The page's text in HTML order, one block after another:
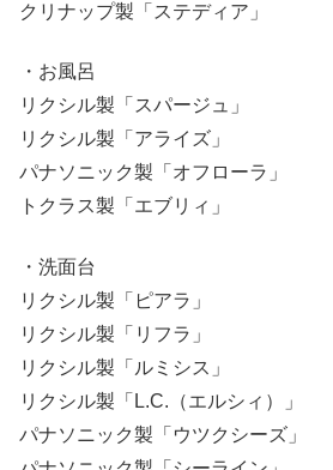
クリナップ製「ステディア」
・お風呂
リクシル製「スパージュ」
リクシル製「アライズ」
パナソニック製「オフローラ」
トクラス製「エブリィ」
・洗面台
リクシル製「ピアラ」
リクシル製「リフラ」
リクシル製「ルミシス」
リクシル製「L.C.（エルシィ）」
パナソニック製「ウツクシーズ」